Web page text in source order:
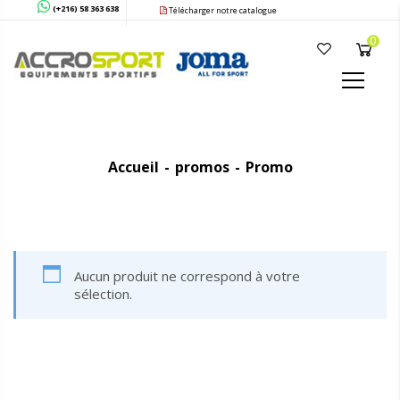
(+216) 58 363 638 Télécharger notre catalogue
0
Accueil promos Promo
Aucun produit ne correspond à votre
sélection.